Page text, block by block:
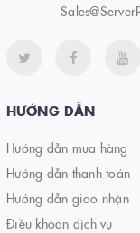
HƯỚNG DẪN
Hướng dẫn mua hàng
Hướng dẫn thanh toán
Hướng dẫn giao nhận
Điều khoản dịch vụ